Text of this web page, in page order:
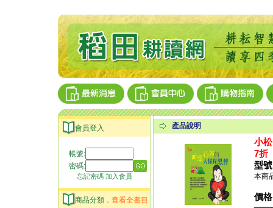
會員登入
帳號:
密碼:
忘記密碼 加入會員
商品分類． 查看全書目
產品說明
小
7折
型
本商
價